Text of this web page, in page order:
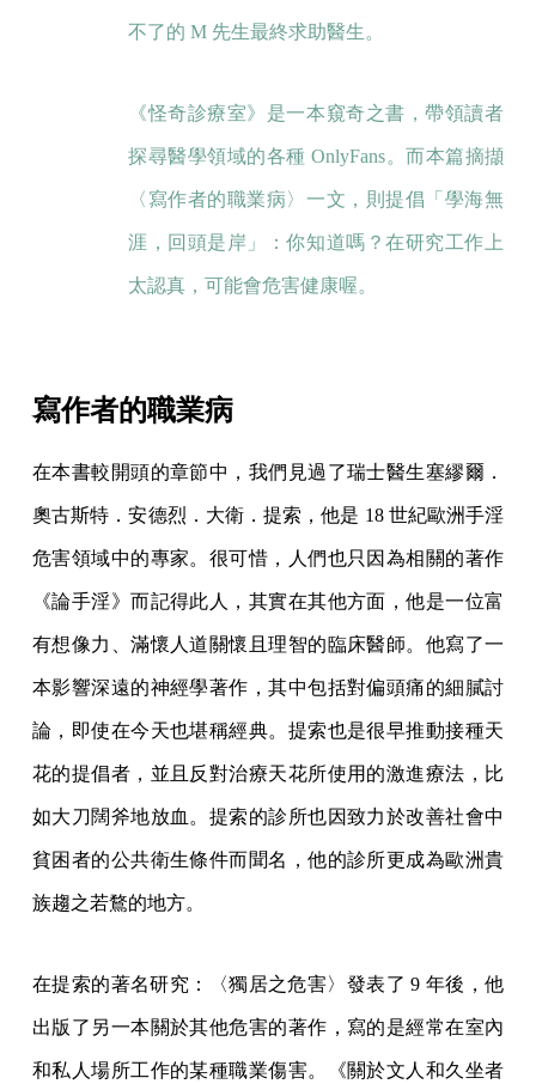
不了的 M 先生最終求助醫生。
《怪奇診療室》是一本窺奇之書，帶領讀者
探尋醫學領域的各種 OnlyFans。而本篇摘擷
〈寫作者的職業病〉一文，則提倡「學海無
涯，回頭是岸」：你知道嗎？在研究工作上
太認真，可能會危害健康喔。
寫作者的職業病
在本書較開頭的章節中，我們見過了瑞士醫生塞繆爾．
奧古斯特．安德烈．大衛．提索，他是 18 世紀歐洲手淫
危害領域中的專家。很可惜，人們也只因為相關的著作
《論手淫》而記得此人，其實在其他方面，他是一位富
有想像力、滿懷人道關懷且理智的臨床醫師。他寫了一
本影響深遠的神經學著作，其中包括對偏頭痛的細膩討
論，即使在今天也堪稱經典。提索也是很早推動接種天
花的提倡者，並且反對治療天花所使用的激進療法，比
如大刀闊斧地放血。提索的診所也因致力於改善社會中
貧困者的公共衛生條件而聞名，他的診所更成為歐洲貴
族趨之若鶩的地方。
在提索的著名研究：〈獨居之危害〉發表了 9 年後，他
出版了另一本關於其他危害的著作，寫的是經常在室內
和私人場所工作的某種職業傷害。《關於文人和久坐者